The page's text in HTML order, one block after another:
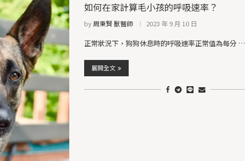
如何在家計算毛小孩的呼吸速率？
by周秉賢 獸醫師 2023 年 9 月 10 日
正常狀況下，狗狗休息時的呼吸速率正常值為每分 …
展開全文